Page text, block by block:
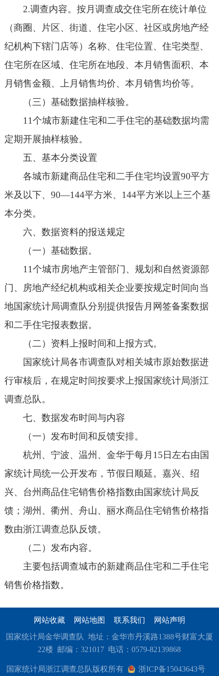
2.调查内容。按月调查成交住宅所在统计单位
（商圈、片区、街道、住宅小区、社区或房地产经
纪机构下辖门店等）名称、住宅位置、住宅类型、
住宅所在区域、住宅所在地段、本月销售面积、本
月销售金额、上月销售均价、本月销售均价等。
（三）基础数据抽样核验。
11个城市新建住宅和二手住宅的基础数据均需
定期开展抽样核验。
五、基本分类设置
各城市新建商品住宅和二手住宅均设置90平方
米及以下、90—144平方米、144平方米以上三个基
本分类。
六、数据资料的报送规定
（一）基础数据。
11个城市房地产主管部门、规划和自然资源部
门、房地产经纪机构或相关企业要按规定时间向当
地国家统计局调查队分别提供报告月网签备案数据
和二手住宅报表数据。
（二）资料上报时间和上报方式。
国家统计局各市调查队对相关城市原始数据进
行审核后，在规定时间按要求上报国家统计局浙江
调查总队。
七、数据发布时间与内容
（一）发布时间和反馈安排。
杭州、宁波、温州、金华于每月15日左右由国
家统计局统一公开发布，节假日顺延。嘉兴、绍
兴、台州商品住宅销售价格指数由国家统计局反
馈；湖州、衢州、舟山、丽水商品住宅销售价格指
数由浙江调查总队反馈。
（二）发布内容。
主要包括调查城市的新建商品住宅和二手住宅
销售价格指数。
网站收藏 网站地图 联系我们 网站声明
国家统计局金华调查队 地址：金华市丹溪路1388号财富大厦
22楼 邮编：321017 电话：0579-82139868
国家统计局浙江调查总队版权所有 浙ICP备15043643号